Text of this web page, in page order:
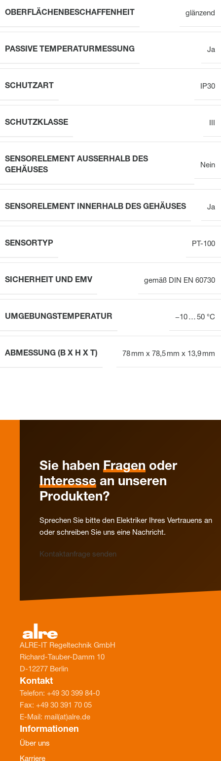
OBERFLÄCHENBESCHAFFENHEIT glänzend
PASSIVE TEMPERATURMESSUNG Ja
SCHUTZART IP30
SCHUTZKLASSE
SENSORELEMENT AUSSERHALB DES G
EHÄUSES
Nein
SENSORELEMENT INNERHALB DES GEHÄUSES Ja
SENSORTYP PT-100
SICHERHEIT UND EMV gemäß DIN EN 60730
UMGEBUNGSTEMPERATUR −10 … 50 °C
ABMESSUNG (B X H X T) 78 mm x 78,5 mm x 13,9 mm
Sie haben Fragen oder
Interesse an unseren
Produkten?
Sprechen Sie bitte den Elektriker Ihres Vertrauens an
oder schreiben Sie uns eine Nachricht.
Kontaktanfrage senden
ALRE-IT Regeltechnik GmbH
Richard-Tauber-Damm 10
D-12277 Berlin
Kontakt
Telefon: +49 30 399 84-0
Fax: +49 30 391 70 05
E-Mail: mail(at)alre.de
Informationen
Über uns
Karriere